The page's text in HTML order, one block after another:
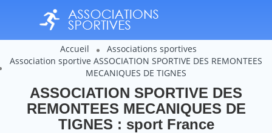
Accueil
Associations sportives
Association sportive ASSOCIATION SPORTIVE DES REMONTEES
MECANIQUES DE TIGNES
ASSOCIATION SPORTIVE DES
REMONTEES MECANIQUES DE
TIGNES : sport France